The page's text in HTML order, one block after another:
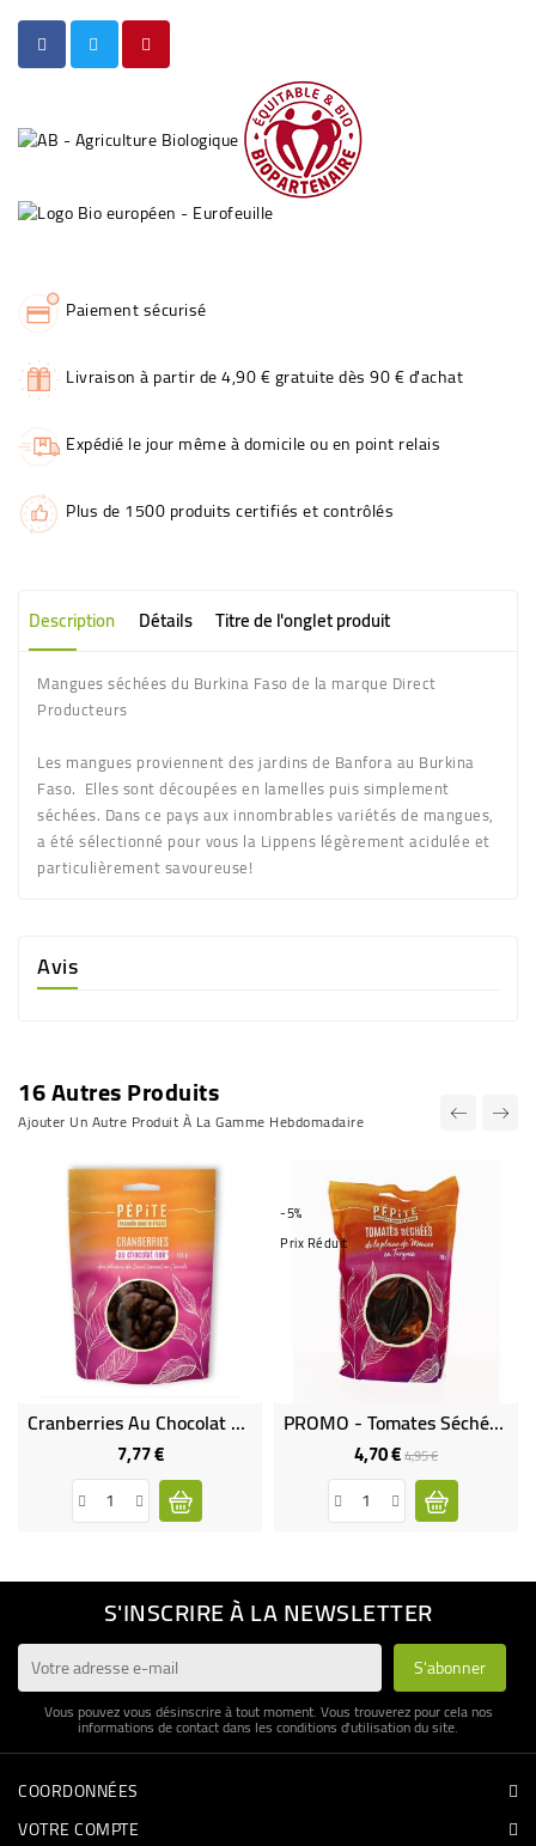
Paiement sécurisé
Livraison à partir de 4,90 € gratuite dès 90 € d'achat
Expédié le jour même à domicile ou en point relais
Plus de 1500 produits certifiés et contrôlés
Description Détails Titre de l'onglet produit
Mangues séchées du Burkina Faso de la marque Direct
Producteurs
Les mangues proviennent des jardins de Banfora au Burkina
Faso. Elles sont découpées en lamelles puis simplement
séchées. Dans ce pays aux innombrables variétés de mangues,
a été sélectionné pour vous la Lippens légèrement acidulée et
particulièrement savoureuse!
Avis
16 Autres Produits
Ajouter Un Autre Produit À La Gamme Hebdomadaire
Cranberries Au Chocolat Noir
7,77 €Prix
-5%
Prix Réduit
PROMO - Tomates Séchées Bio
4,70 €Prix
de
base
4,95 €Prix
S'INSCRIRE À LA NEWSLETTER
Vous pouvez vous désinscrire à tout moment. Vous trouverez pour cela nos
informations de contact dans les conditions d'utilisation du site.
COORDONNÉES
VOTRE COMPTE